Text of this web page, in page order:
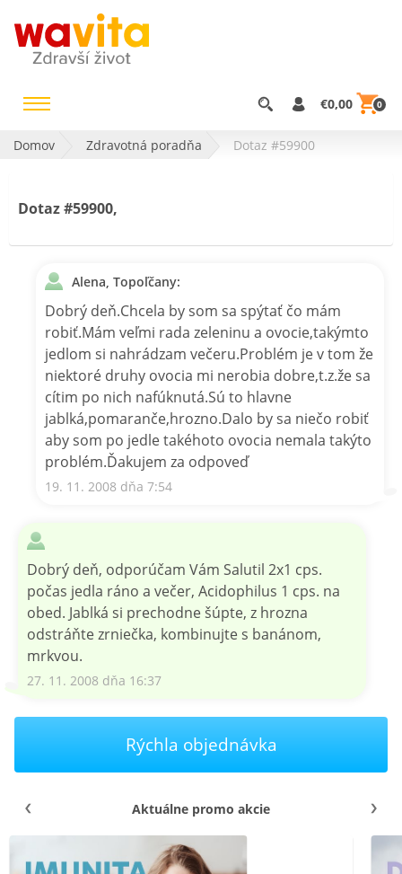
€0,00 0
Domov Zdravotná poradňa Dotaz #59900
Dotaz #59900,
Alena, Topoľčany:
Dobrý deň.Chcela by som sa spýtať čo mám
robiť.Mám veľmi rada zeleninu a ovocie,takýmto
jedlom si nahrádzam večeru.Problém je v tom že
niektoré druhy ovocia mi nerobia dobre,t.z.že sa
cítim po nich nafúknutá.Sú to hlavne
jablká,pomaranče,hrozno.Dalo by sa niečo robiť
aby som po jedle takéhoto ovocia nemala takýto
problém.Ďakujem za odpoveď
19. 11. 2008 dňa 7:54
Dobrý deň, odporúčam Vám Salutil 2x1 cps.
počas jedla ráno a večer, Acidophilus 1 cps. na
obed. Jablká si prechodne šúpte, z hrozna
odstráňte zrniečka, kombinujte s banánom,
mrkvou.
27. 11. 2008 dňa 16:37
Rýchla objednávka
Aktuálne promo akcie